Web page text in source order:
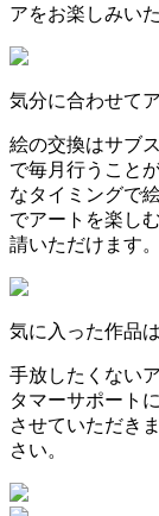
アをお楽しみい
気分に合わせて
絵の交換はサブ
で毎月行うこと
なタイミングで
でアートを楽し
請いただけます。
気に入った作品
手放したくない
タマーサポート
させていただき
さい。